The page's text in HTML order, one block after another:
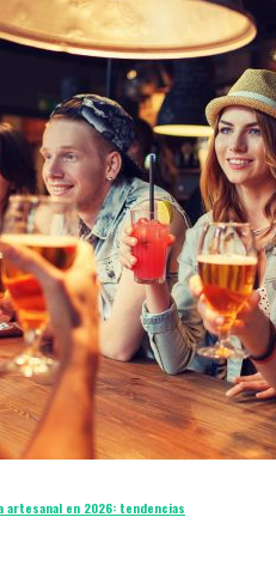
artesanal en 2026: tendencias